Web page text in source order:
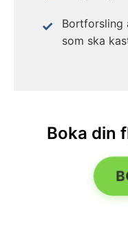
Bortforsling
som ska
Boka din